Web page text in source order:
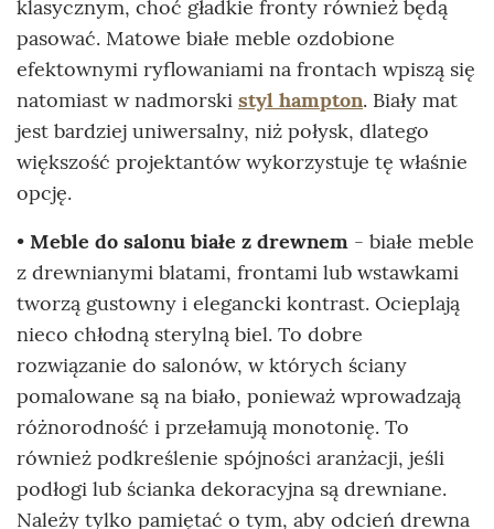
klasycznym, choć gładkie fronty również będą
pasować. Matowe białe meble ozdobione
efektownymi ryflowaniami na frontach wpiszą się
natomiast w nadmorski styl hampton. Biały mat
jest bardziej uniwersalny, niż połysk, dlatego
większość projektantów wykorzystuje tę właśnie
opcję.
• Meble do salonu białe z drewnem - białe meble
z drewnianymi blatami, frontami lub wstawkami
tworzą gustowny i elegancki kontrast. Ocieplają
nieco chłodną sterylną biel. To dobre
rozwiązanie do salonów, w których ściany
pomalowane są na biało, ponieważ wprowadzają
różnorodność i przełamują monotonię. To
również podkreślenie spójności aranżacji, jeśli
podłogi lub ścianka dekoracyjna są drewniane.
Należy tylko pamiętać o tym, aby odcień drewna